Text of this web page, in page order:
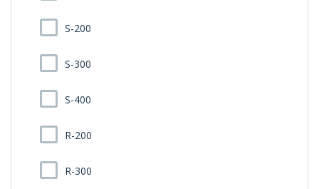
S-200
S-300
S-400
R-200
R-300